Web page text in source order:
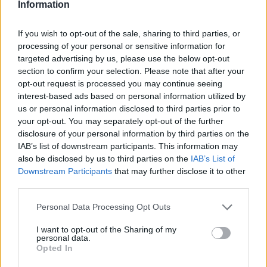
Information
If you wish to opt-out of the sale, sharing to third parties, or
processing of your personal or sensitive information for
targeted advertising by us, please use the below opt-out
section to confirm your selection. Please note that after your
opt-out request is processed you may continue seeing
interest-based ads based on personal information utilized by
us or personal information disclosed to third parties prior to
your opt-out. You may separately opt-out of the further
disclosure of your personal information by third parties on the
IAB’s list of downstream participants. This information may
also be disclosed by us to third parties on the IAB’s List of
Downstream Participants that may further disclose it to other
Please note that this website/app uses one or more Google
not limited to your visit or usage behaviour. You may click to
grant or deny consent to Google and its third-party tags to
use your data for below specified purposes in below Google
Personal Data Processing Opt Outs
I want to opt-out of the Sharing of my
personal data.
Opted In
perspective, a single soccer player (Neymar) was
purchased for 200 million pounds in 2017 by Paris Saint-
Germain – the same year Eisner purchased Portsmouth F.C.
As of 2020, Portsmouth F.C. is in League One of the
English Football Association (two leagues below the top
league).
Ações da Disney: Em 1989, quando Michael concordou
em um novo contrato com a Disney, ele recebeu o direito
de comprar 7 milhões de ações da empresa a um preço de
exercício extremamente barato. Em dezembro de 1997,
Michael exerceu US $ 560 milhões dessas opções da
Disney. Em 2002, um relatório de valores mobiliários
Disney. Na época, essas ações valiam US $ 210 milhões.